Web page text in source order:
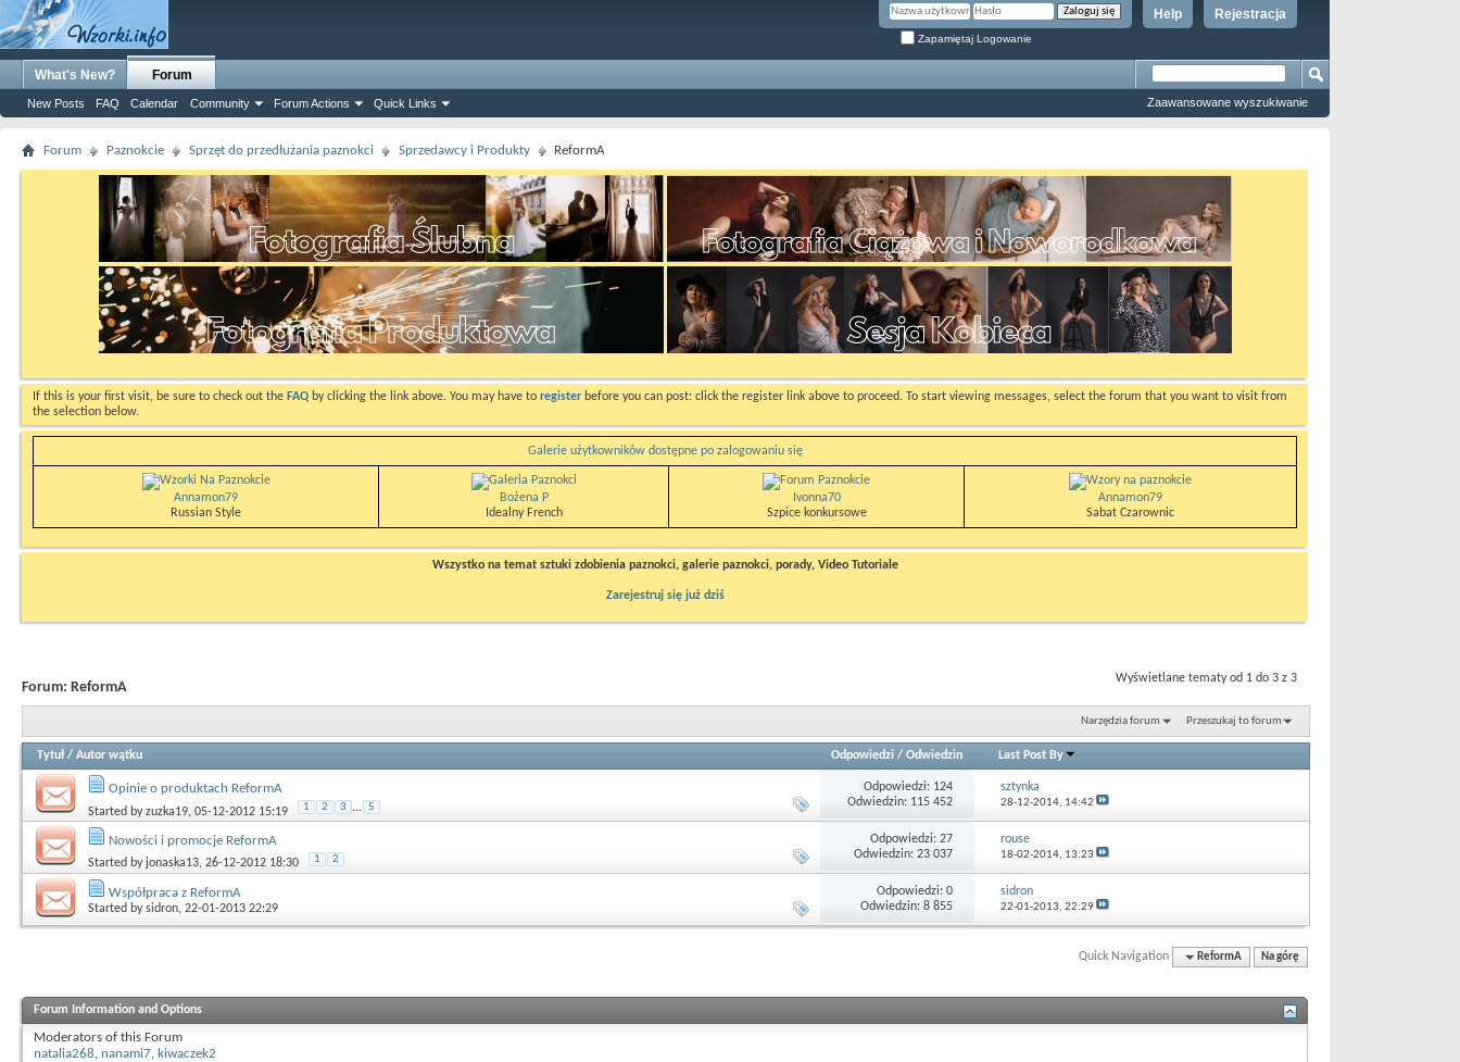
Rejestracja
Help
Zapamiętaj Logowanie
What's New? Forum
New Posts FAQ Calendar Community Forum Actions Quick Links Zaawansowane wyszukiwanie
Forum Paznokcie Sprzęt do przedłużania paznokci Sprzedawcy i Produkty ReformA
If this is your first visit, be sure to check out the FAQ by clicking the link above. You may have to register before you can post: click the register link above to proceed. To start viewing messages, select the forum that you want to visit from
the selection below.
Galerie użytkowników dostępne po zalogowaniu się
Annamon79
Russian Style
Bożena P
Idealny French
Ivonna70
Szpice konkursowe
Annamon79
Sabat Czarownic
Wszystko na temat sztuki zdobienia paznokci, galerie paznokci, porady, Video Tutoriale
Zarejestruj się już dziś
Wyświetlane tematy od 1 do 3 z 3
Forum: ReformA
Narzędzia forum Przeszukaj to forum
Tytuł / Autor wątku Odpowiedzi/ Odwiedzin Last Post By
Opinie o produktach ReformA
Started byzuzka19, 05-12-2012 15:19 1 2 3 ... 5
Odpowiedzi: 124
Odwiedzin: 115 452
sztynka
28-12-2014, 14:42
Nowości i promocje ReformA
Started by jonaska13, 26-12-2012 18:30 1 2
Odpowiedzi: 27
Odwiedzin: 23 037
rouse
18-02-2014, 13:23
Współpraca z ReformA
Started bysidron, 22-01-2013 22:29
Odpowiedzi: 0
Odwiedzin: 8 855
sidron
22-01-2013, 22:29
Quick Navigation ReformA Na górę
Forum Information and Options
Moderators of this Forum
natalia268, nanami7, kiwaczek2